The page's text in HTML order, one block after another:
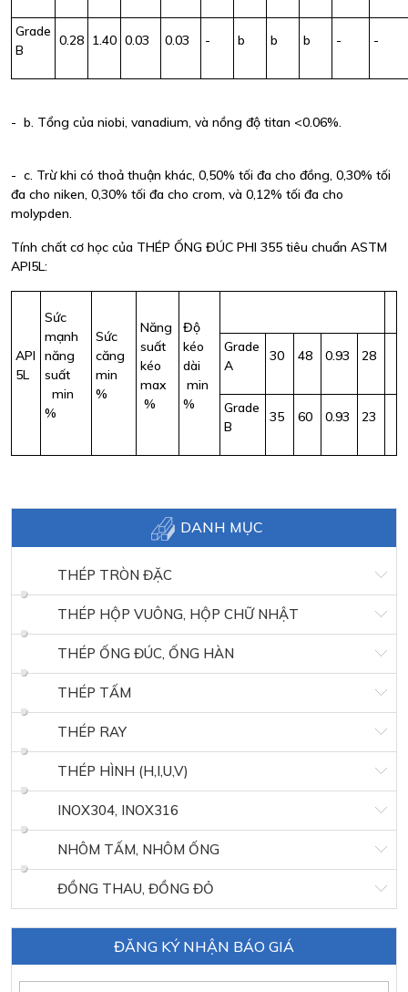
Grade
B
0.28 1.40 0.03 0.03 - b b b - -
- b. Tổng của niobi, vanadium, và nồng độ titan <0.06%.
- c. Trừ khi có thoả thuận khác, 0,50% tối đa cho đồng, 0,30% tối
đa cho niken, 0,30% tối đa cho crom, và 0,12% tối đa cho
molypden.
Tính chất cơ học của THÉP ỐNG ĐÚC PHI 355 tiêu chuẩn ASTM
API5L:
API
5L
Sức
mạnh
năng
suất
min
%
Sức
căng
min
%
Năng
suất
kéo
max
%
Độ
kéo
dài
min
%
Grade
A
30 48 0.93 28
Grade
B
35 60 0.93 23
DANH MỤC
THÉP TRÒN ĐẶC
THÉP HỘP VUÔNG, HỘP CHỮ NHẬT
THÉP ỐNG ĐÚC, ỐNG HÀN
THÉP TẤM
THÉP RAY
THÉP HÌNH (H,I,U,V)
INOX304, INOX316
NHÔM TẤM, NHÔM ỐNG
ĐỒNG THAU, ĐỒNG ĐỎ
ĐĂNG KÝ NHẬN BÁO GIÁ